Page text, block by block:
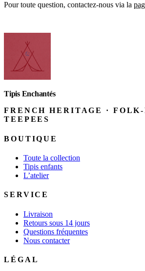
Pour toute question, contactez-nous via la
Tipis Enchantés
FRENCH HERITAGE ·
TEEPEES
BOUTIQUE
Toute la collection
Tipis enfants
L’atelier
SERVICE
Livraison
Retours sous 14 jours
Questions fréquentes
Nous contacter
LÉGAL